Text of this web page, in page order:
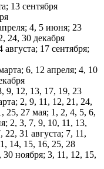
13 сентября
4, 5 июня; 23
24, 30 декабря
17 сентября;
6, 12 апреля; 4, 10
9, 12, 13, 17, 19, 23
2, 9, 11, 12, 21, 24,
25, 27 мая; 1, 2, 4, 5, 6,
2, 3, 7, 9, 10, 11, 13,
31 августа; 7, 11,
14, 15, 16, 25, 28
ноября; 3, 11, 12, 15,